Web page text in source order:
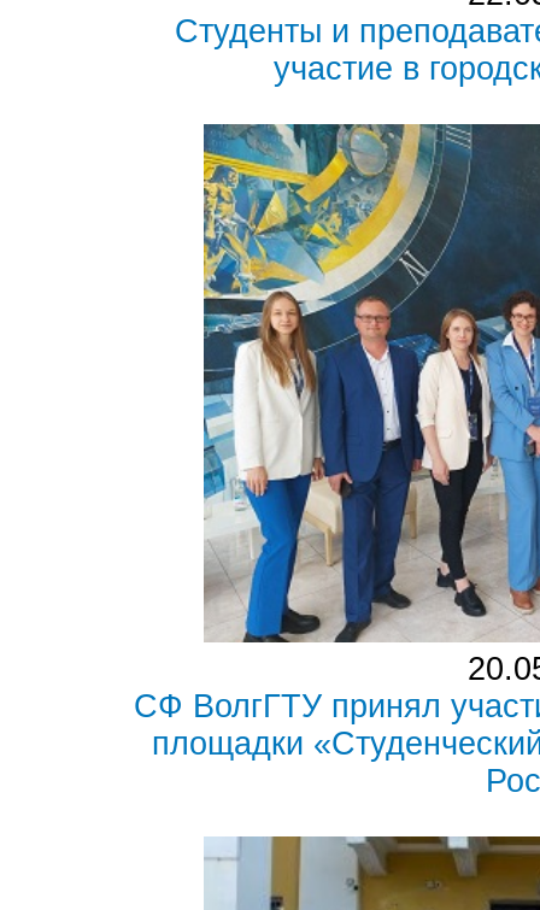
Студенты и
участие в
СФ ВолгГТУ принял
площадки